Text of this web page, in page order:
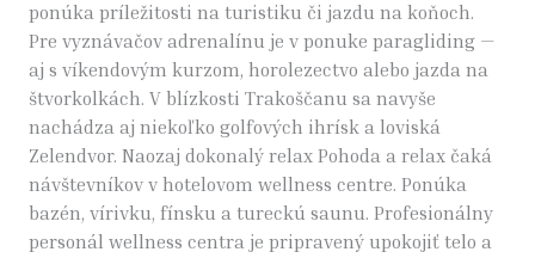
ponúka príležitosti na turistiku či jazdu na koňoch.
Pre vyznávačov adrenalínu je v ponuke paragliding —
aj s víkendovým kurzom, horolezectvo alebo jazda na
štvorkolkách. V blízkosti Trakoščanu sa navyše
nachádza aj niekoľko golfových ihrísk a loviská
Zelendvor. Naozaj dokonalý relax Pohoda a relax čaká
návštevníkov v hotelovom wellness centre. Ponúka
bazén, vírivku, fínsku a tureckú saunu. Profesionálny
personál wellness centra je pripravený upokojiť telo a